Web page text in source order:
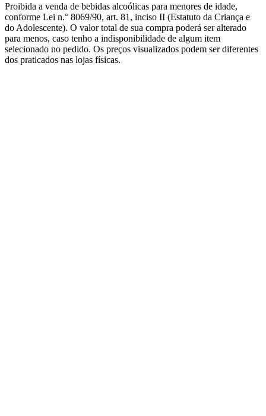
Proibida a venda de bebidas alcoólicas para menores de idade,
conforme Lei n.° 8069/90, art. 81, inciso II (Estatuto da Criança e
do Adolescente). O valor total de sua compra poderá ser alterado
para menos, caso tenho a indisponibilidade de algum item
selecionado no pedido. Os preços visualizados podem ser diferentes
dos praticados nas lojas físicas.